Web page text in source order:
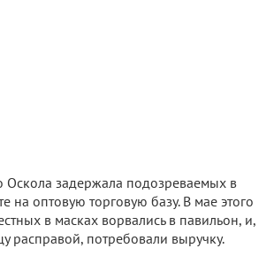
Оскола задержала подозреваемых в
на оптовую торговую базу. В мае этого
в масках ворвались в павильон, и,
расправой, потребовали выручку.